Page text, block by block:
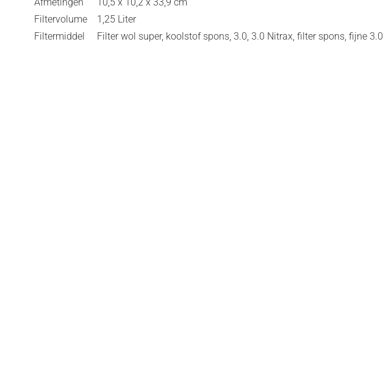
Filtervolume
1,25 Liter
Filtermiddel
Filter wol super, koolstof spons, 3.0, 3.0 Nitrax, filter spons, fijne 3.0